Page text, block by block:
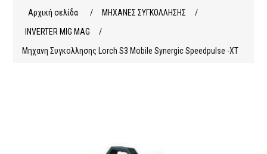
Αρχική σελίδα / ΜΗΧΑΝΕΣ ΣΥΓΚΟΛΛΗΣΗΣ
/
INVERTER MIG MAG
/
Μηχανη Συγκολλησης Lorch S3 Mobile Synergic Speedpulse -XT